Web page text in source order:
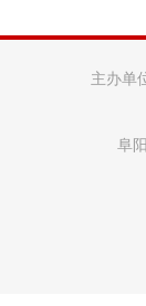
主办单
阜